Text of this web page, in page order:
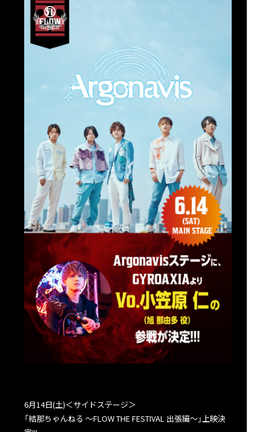
6月14日(土)＜サイドステージ＞
「結那ちゃんねる ～FLOW THE FESTIVAL 出張編～」上映決